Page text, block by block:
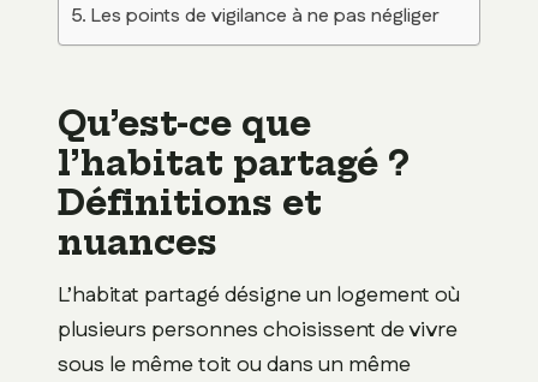
Les points de vigilance à ne pas négliger
Qu’est-ce que
l’habitat partagé ?
Définitions et
nuances
L’habitat partagé désigne un logement où
plusieurs personnes choisissent de vivre
sous le même toit ou dans un même